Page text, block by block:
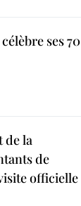
ses 70
de la
de
officielle